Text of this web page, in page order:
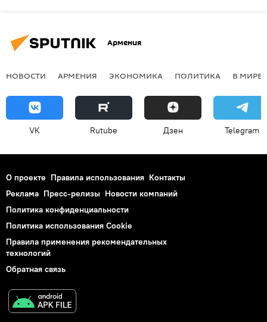
Армения
НОВОСТИ АРМЕНИЯ ЭКОНОМИКА ПОЛИТИКА В МИРЕ
VK Rutube Дзен Telegram
О проекте Правила использования Контакты
Реклама Пресс-релизы Новости компаний
Политика конфиденциальности
Политика использования Cookie
Правила применения рекомендательных
технологий
Обратная связь